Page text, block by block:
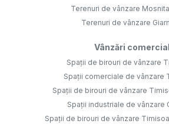
Terenuri de vânzare
Terenuri de vânzare
Vânzări comercial
Spații de birouri de vânzare
Spații comerciale de vânzare
Spații de birouri de vânzare
Spații industriale de vânzare
Spații de birouri de vânzare